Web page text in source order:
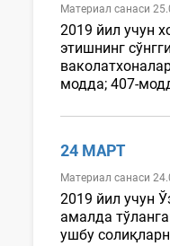
Материал санаси
2019 йил учун
этишнинг
модда; 407-
24 МАРТ
Материал санаси
2019 йил учун
амалда
ушбу